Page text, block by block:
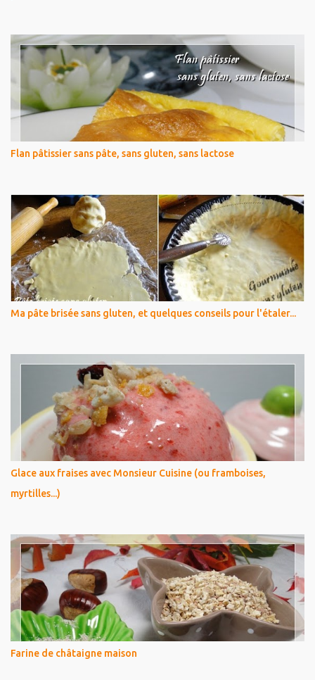
Flan pâtissier sans pâte, sans gluten, sans lactose
Ma pâte brisée sans gluten, et quelques conseils pour l'étaler...
Glace aux fraises avec Monsieur Cuisine (ou framboises,
myrtilles...)
Farine de châtaigne maison